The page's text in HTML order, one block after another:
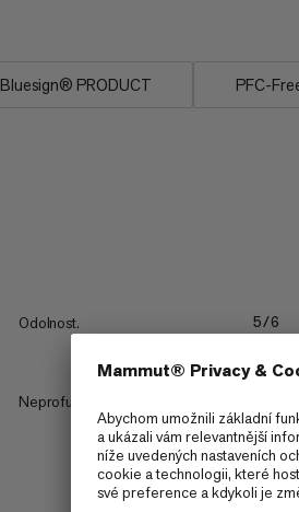
Bluesign® PRODUCT PFC-
Odolnost. 5/6
Neprofukový